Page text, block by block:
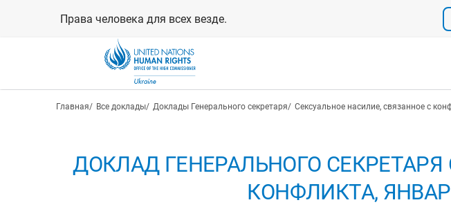
Права человека для всех везде.
Строка навигации
Главная Все доклады Доклады Генерального секретаря Сексуальное насилие, связанное с
ДОКЛАД ГЕНЕРАЛЬНОГО
КОНФЛИКТА,